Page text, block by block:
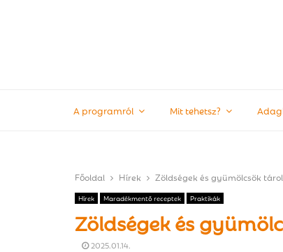
A programról Mit tehetsz?
Főoldal Hírek Zöldségek és gyümölcsök
Hírek Maradékmentő receptek Praktikák
Zöldségek és
2025.01.14.